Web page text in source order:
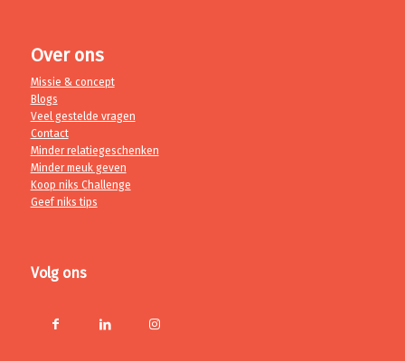
Over ons
Missie & concept
Blogs
Veel gestelde vragen
Contact
Minder relatiegeschenken
Minder meuk geven
Koop niks Challenge
Geef niks tips
Volg ons